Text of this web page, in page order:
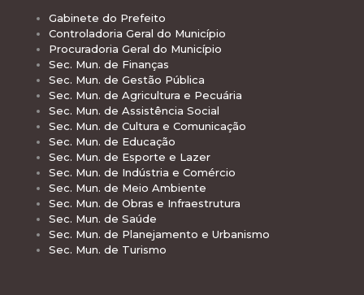
Gabinete do Prefeito
Controladoria Geral do Município
Procuradoria Geral do Município
Sec. Mun. de Finanças
Sec. Mun. de Gestão Pública
Sec. Mun. de Agricultura e Pecuária
Sec. Mun. de Assistência Social
Sec. Mun. de Cultura e Comunicação
Sec. Mun. de Educação
Sec. Mun. de Esporte e Lazer
Sec. Mun. de Indústria e Comércio
Sec. Mun. de Meio Ambiente
Sec. Mun. de Obras e Infraestrutura
Sec. Mun. de Saúde
Sec. Mun. de Planejamento e Urbanismo
Sec. Mun. de Turismo